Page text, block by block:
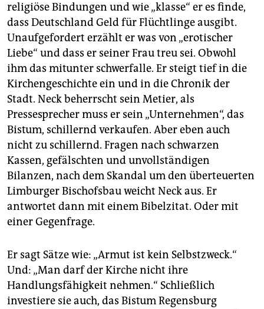
religiöse Bindungen und wie „klasse“ er es finde,
dass Deutschland Geld für Flüchtlinge ausgibt.
Unaufgefordert erzählt er was von „erotischer
Liebe“ und dass er seiner Frau treu sei. Obwohl
ihm das mitunter schwerfalle. Er steigt tief in die
Kirchengeschichte ein und in die Chronik der
Stadt. Neck beherrscht sein Metier, als
Pressesprecher muss er sein „Unternehmen“, das
Bistum, schillernd verkaufen. Aber eben auch
nicht zu schillernd. Fragen nach schwarzen
Kassen, gefälschten und unvollständigen
Bilanzen, nach dem Skandal um den überteuerten
Limburger Bischofsbau weicht Neck aus. Er
antwortet dann mit einem Bibelzitat. Oder mit
einer Gegenfrage.
Er sagt Sätze wie: „Armut ist kein Selbstzweck.“
Und: „Man darf der Kirche nicht ihre
Handlungsfähigkeit nehmen.“ Schließlich
investiere sie auch, das Bistum Regensburg